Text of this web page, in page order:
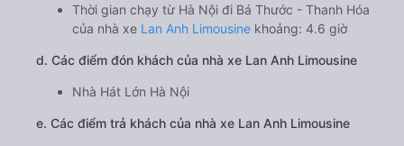
Thời gian chạy từ Hà Nội đi Bá Thước - Thanh Hóa
của nhà xe Lan Anh Limousine khoảng: 4.6 giờ
d. Các điểm đón khách của nhà xe Lan Anh Limousine
Nhà Hát Lớn Hà Nội
e. Các điểm trả khách của nhà xe Lan Anh Limousine